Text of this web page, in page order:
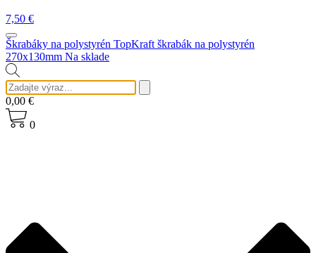
7,50 €
Škrabáky na polystyrén TopKraft škrabák na polystyrén
270x130mm Na sklade
0,00 €
0